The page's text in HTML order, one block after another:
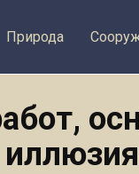
Природа